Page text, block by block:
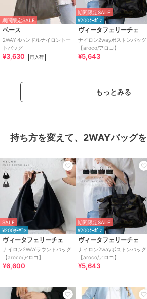
期間限定SALE
ベース
2WAY 4ハンドルナイロントー
トバッグ
¥3,630 再入荷
期間限定SALE
¥200ｸｰﾎﾟﾝ
ヴィータフェリーチェ
ナイロン2wayボストンバッグ
【aroco/アロコ】
¥5,643
もっとみる
持ち方を変えて、2WAYバッグを
SALE
¥200ｸｰﾎﾟﾝ
ヴィータフェリーチェ
ナイロン2WAYラウンドバッグ
【aroco/アロコ】
¥6,600
期間限定SALE
¥200ｸｰﾎﾟﾝ
ヴィータフェリーチェ
ナイロン2wayボストンバッグ
【aroco/アロコ】
¥5,643